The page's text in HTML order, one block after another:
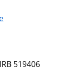
519406